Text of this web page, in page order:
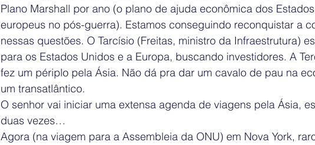
Plano Marshall por ano (o plano de ajuda econômica dos
europeus no pós-guerra). Estamos conseguindo reconquistar a
nessas questões. O Tarcísio (Freitas, ministro da Infraestrutura)
para os Estados Unidos e a Europa, buscando investidores. A
fez um périplo pela Ásia. Não dá pra dar um cavalo de pau na
um transatlântico.
O senhor vai iniciar uma extensa agenda de viagens pela Ásia,
duas vezes…
Agora (na viagem para a Assembleia da ONU) em Nova York,